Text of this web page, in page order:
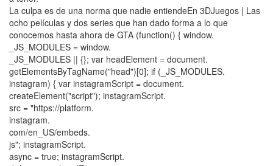
La culpa es de una norma que nadie entiendeEn 3DJuegos | Las
ocho películas y dos series que han dado forma a lo que
conocemos hasta ahora de GTA (function() { window.
_JS_MODULES = window.
_JS_MODULES || {}; var headElement = document.
getElementsByTagName("head")[0]; if (_JS_MODULES.
instagram) { var instagramScript = document.
createElement("script"); instagramScript.
src = "https://platform.
instagram.
com/en_US/embeds.
js"; instagramScript.
async = true; instagramScript.